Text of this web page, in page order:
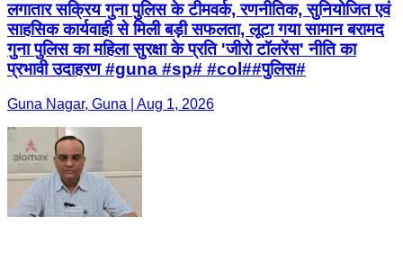
लगातार सक्रिय गुना पुलिस के टीमवर्क, रणनीतिक, सुनियोजित एवं
साहसिक कार्यवाही से मिली बड़ी सफलता, लूटा गया सामान बरामद
गुना पुलिस का महिला सुरक्षा के प्रति 'जीरो टॉलरेंस' नीति का
प्रभावी उदाहरण #guna #sp# #col##पुलिस#
Guna Nagar, Guna | Aug 1, 2026